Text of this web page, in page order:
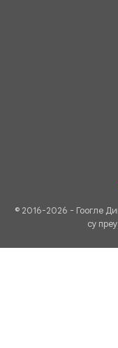
© 2016-2026 - Гоогле
су